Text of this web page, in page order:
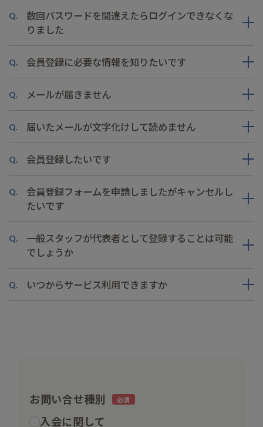
Q.
数回パスワードを間違えたらログインできなくな
りました
Q. 会員登録に必要な情報を知りたいです
Q. メールが届きません
Q. 届いたメールが文字化けして読めません
Q. 会員登録したいです
Q.
会員登録フォームを申請しましたがキャンセルし
たいです
Q.
一般スタッフが代表者として登録することは可能
でしょうか
Q. いつからサービス利用できますか
お問い合せ種別
入会に関して